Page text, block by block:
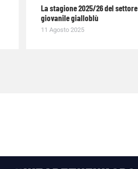
La stagione 2025/26 del settore
giovanile gialloblù
11 Agosto 2025